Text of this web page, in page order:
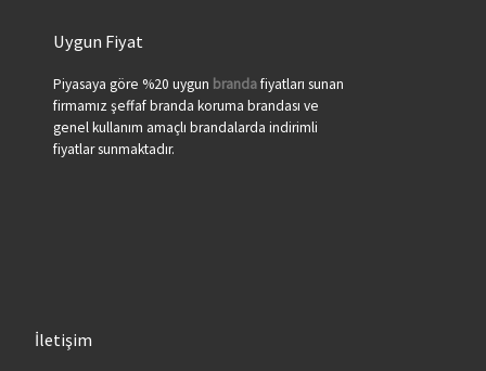
Uygun Fiyat
Piyasaya göre %20 uygun brandafiyatları sunan
firmamız şeffaf branda koruma brandası ve
genel kullanım amaçlı brandalarda indirimli
fiyatlar sunmaktadır.
İletişim